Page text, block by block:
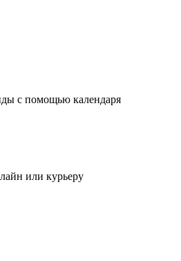
с помощью календаря
или курьеру